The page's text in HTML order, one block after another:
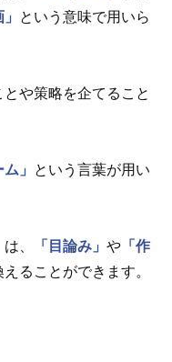
という意味で用いら
や策略を企てること
」
という言葉が用い
は、 「目論み」 や 「作
ることができます。